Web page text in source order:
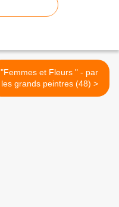
"Femmes et Fleurs " - par
les grands peintres (48) >